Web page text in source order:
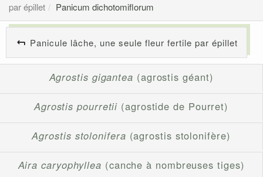
par épillet
Panicum dichotomiflorum
Panicule lâche, une seule fleur fertile par épillet
Agrostis gigantea (agrostis géant)
Agrostis pourretii (agrostide de Pourret)
Agrostis stolonifera (agrostis stolonifère)
Aira caryophyllea (canche à nombreuses tiges)